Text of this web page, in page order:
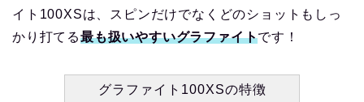
イト100XSは、スピンだけでなくどのショットもしっ
かり打てる最も扱いやすいグラファイトです！
グラファイト100XSの特徴